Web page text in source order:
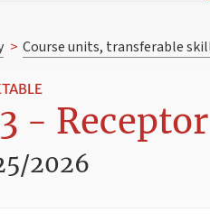
> Course units, transferable
-
2026